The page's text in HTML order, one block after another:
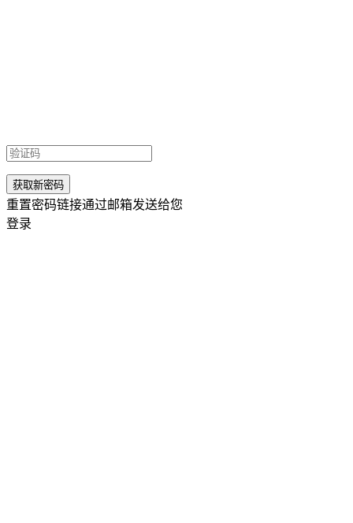
重置密码链接通过邮箱发送给您
登录